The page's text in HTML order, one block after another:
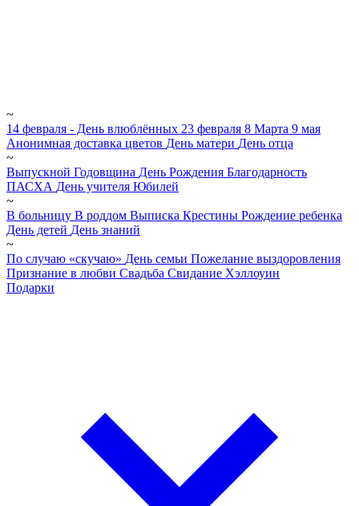
~
14 февраля - День влюблённых 23 февраля 8 Марта 9 мая
Анонимная доставка цветов День матери День отца
~
Выпускной Годовщина День Рождения Благодарность
ПАСХА День учителя Юбилей
~
В больницу В роддом Выписка Крестины Рождение ребенка
День детей День знаний
~
По случаю «скучаю» День семьи Пожелание выздоровления
Признание в любви Свадьба Свидание Хэллоуин
Подарки